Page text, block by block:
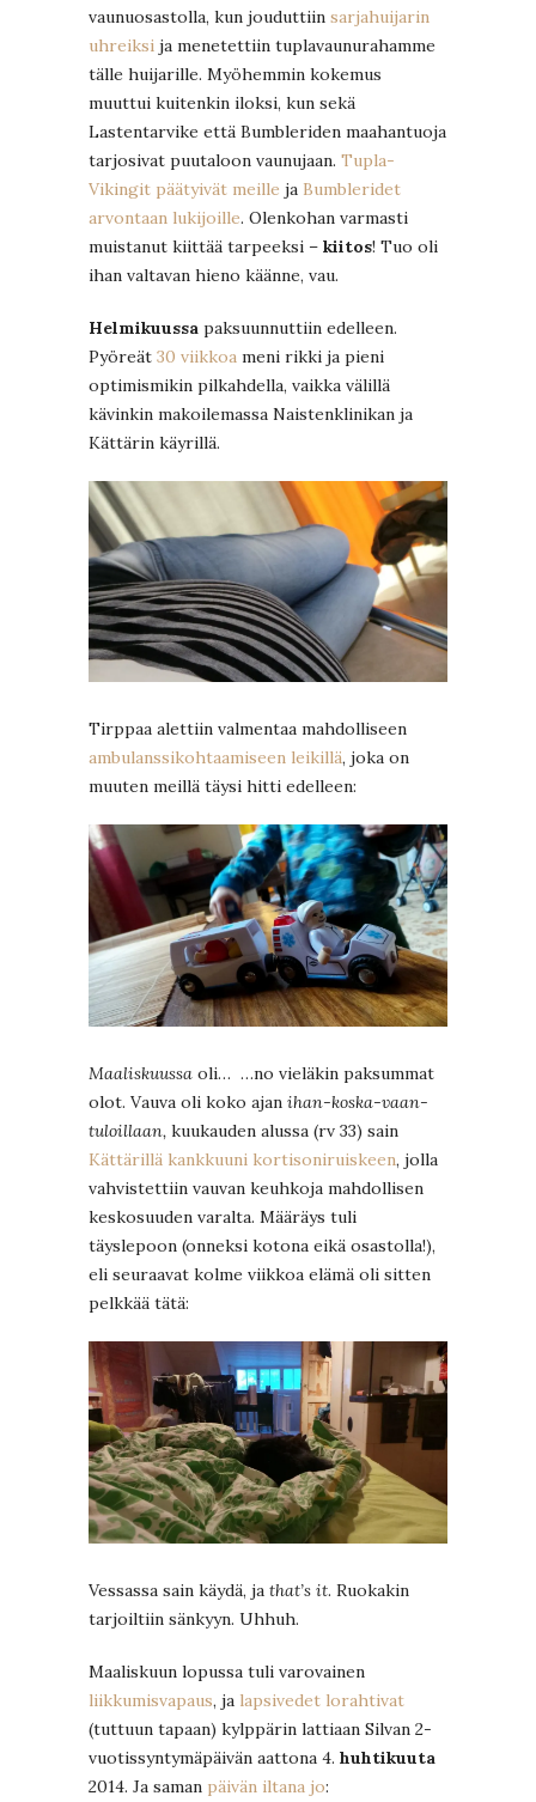
vaunuosastolla, kun jouduttiin sarjahuijarin
uhreiksi ja menetettiin tuplavaunurahamme
tälle huijarille. Myöhemmin kokemus
muuttui kuitenkin iloksi, kun sekä
Lastentarvike että Bumbleriden maahantuoja
tarjosivat puutaloon vaunujaan. Tupla-
Vikingit päätyivät meille ja Bumbleridet
arvontaan lukijoille. Olenkohan varmasti
muistanut kiittää tarpeeksi – kiitos! Tuo oli
ihan valtavan hieno käänne, vau.
Helmikuussa paksuunnuttiin edelleen.
Pyöreät 30 viikkoa meni rikki ja pieni
optimismikin pilkahdella, vaikka välillä
kävinkin makoilemassa Naistenklinikan ja
Kättärin käyrillä.
Tirppaa alettiin valmentaa mahdolliseen
ambulanssikohtaamiseen leikillä, joka on
muuten meillä täysi hitti edelleen:
Maaliskuussa oli… …no vieläkin paksummat
olot. Vauva oli koko ajan ihan-koska-vaan-
tuloillaan, kuukauden alussa (rv 33) sain
Kättärillä kankkuuni kortisoniruiskeen, jolla
vahvistettiin vauvan keuhkoja mahdollisen
keskosuuden varalta. Määräys tuli
täyslepoon (onneksi kotona eikä osastolla!),
eli seuraavat kolme viikkoa elämä oli sitten
pelkkää tätä:
Vessassa sain käydä, ja that’s it. Ruokakin
tarjoiltiin sänkyyn. Uhhuh.
Maaliskuun lopussa tuli varovainen
liikkumisvapaus, ja lapsivedet lorahtivat
(tuttuun tapaan) kylppärin lattiaan Silvan 2-
vuotissyntymäpäivän aattona 4. huhtikuuta
2014. Ja saman päivän iltana jo: